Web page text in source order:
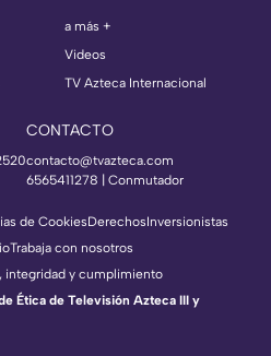
a más +
Videos
TV Azteca Internacional
CONTACTO
contacto@tvazteca.com
6565411278 | Conmutador
de CookiesDerechosInversionistas
Trabaja con nosotros
integridad y cumplimiento
Ética de Televisión Azteca III y